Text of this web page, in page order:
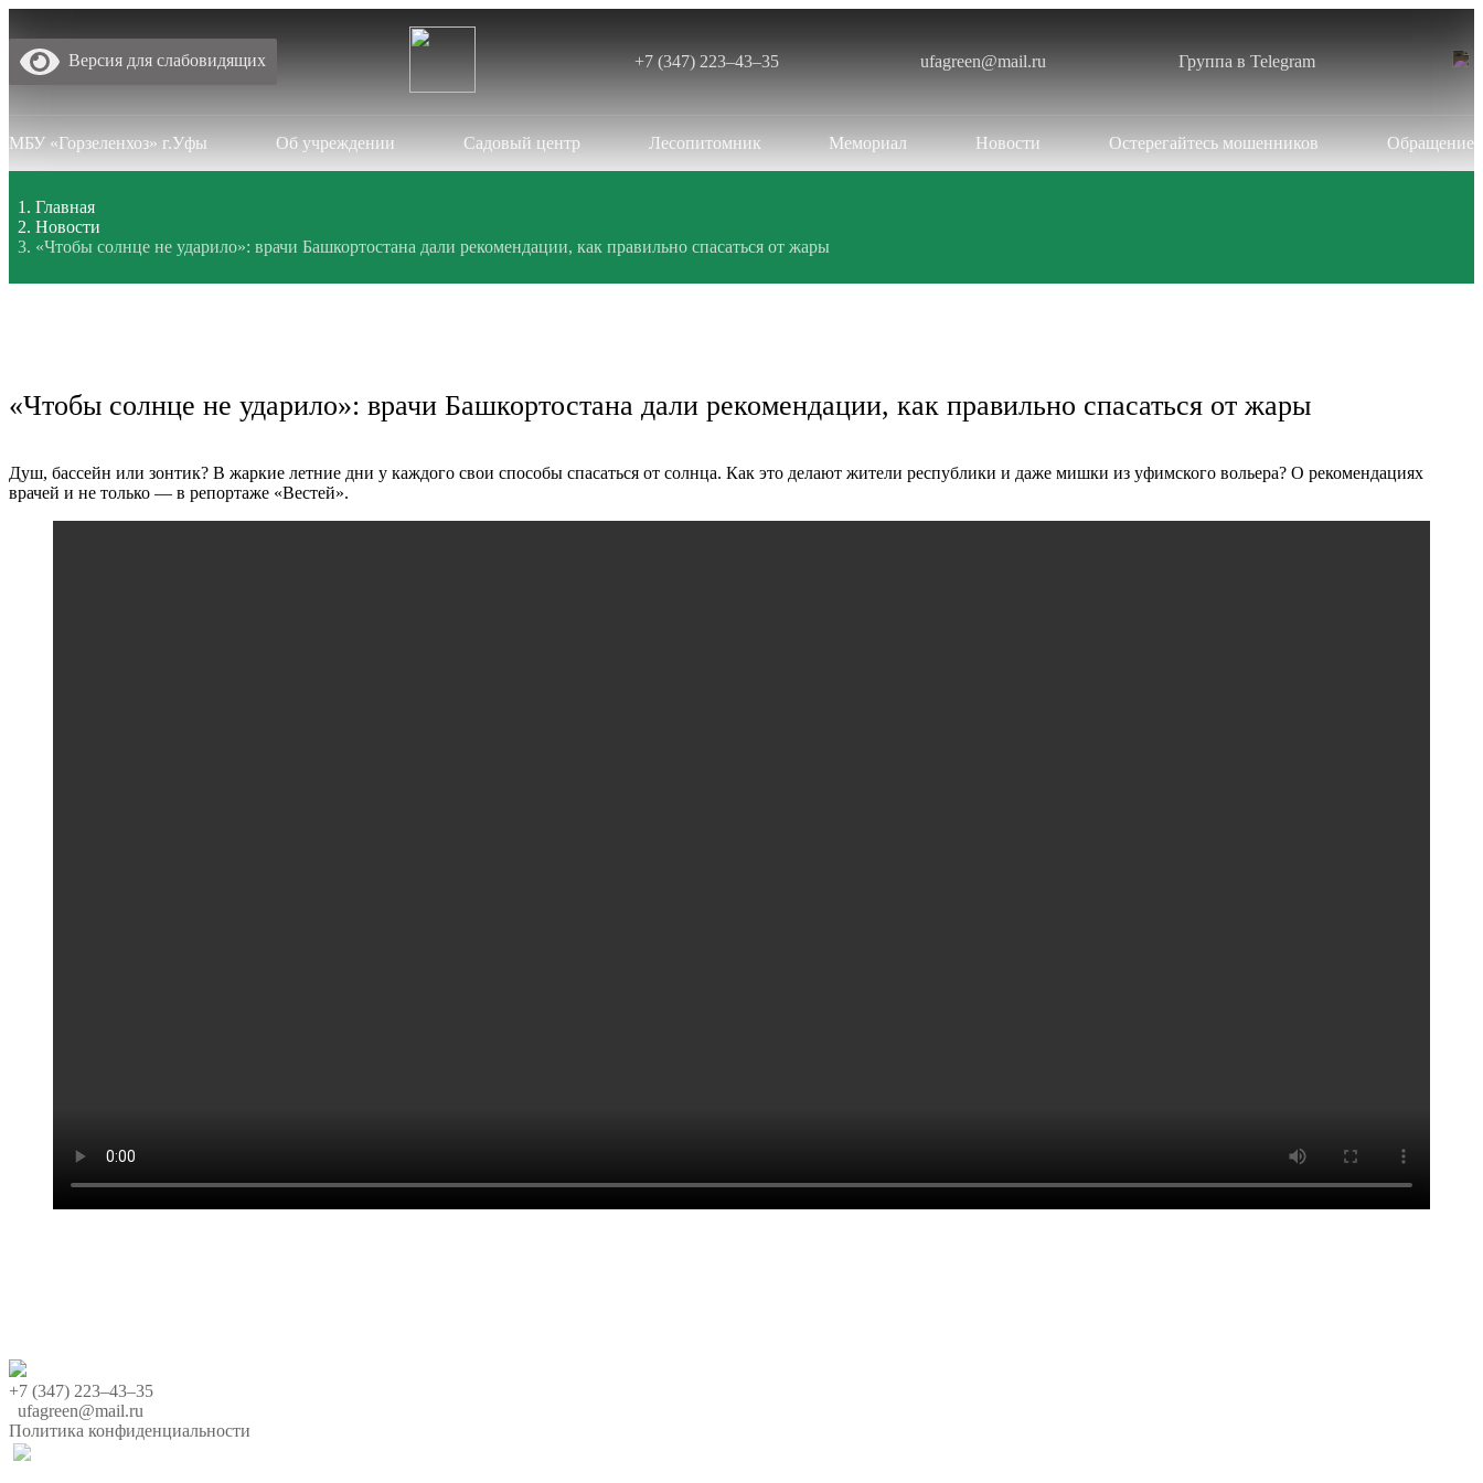
Версия для слабовидящих +7 (347) 223‒43‒35 ufagreen@mail.ru Группа в Telegram
МБУ «Горзеленхоз» г.Уфы Об учреждении Садовый центр Лесопитомник Мемориал Новости Остерегайтесь мошенников Обращение
Главная
Новости
«Чтобы солнце не ударило»: врачи Башкортостана дали рекомендации, как правильно спасаться от жары
«Чтобы солнце не ударило»: врачи Башкортостана дали рекомендации, как правильно спасаться от жары
Душ, бассейн или зонтик? В жаркие летние дни у каждого свои способы спасаться от солнца. Как это делают жители республики и даже мишки из уфимского вольера? О рекомендациях
врачей и не только — в репортаже «Вестей».
+7 (347) 223‒43‒35
ufagreen@mail.ru
Политика конфиденциальности